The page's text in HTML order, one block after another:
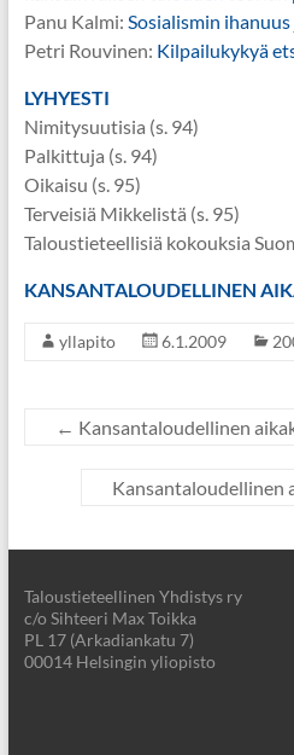
Panu Kalmi: Sosialismin
Petri Rouvinen: Kilpailukykyä
LYHYESTI
Nimitysuutisia (s. 94)
Palkittuja (s. 94)
Oikaisu (s. 95)
Terveisiä Mikkelistä (s. 95)
Taloustieteellisiä kokouksia
KANSANTALOUDELLINEN
yllapito 6.1.2009
← Kansantaloudellinen
Kansantaloudellinen
Taloustieteellinen Yhdistys ry
c/o Sihteeri Max Toikka
PL 17 (Arkadiankatu 7)
00014 Helsingin yliopisto